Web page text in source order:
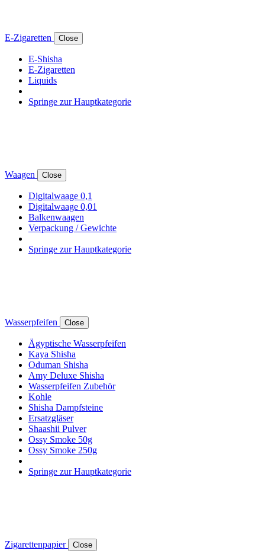
E-Zigaretten Close
E-Shisha
E-Zigaretten
Liquids
Springe zur Hauptkategorie
Waagen Close
Digitalwaage 0,1
Digitalwaage 0,01
Balkenwaagen
Verpackung / Gewichte
Springe zur Hauptkategorie
Wasserpfeifen Close
Ägyptische Wasserpfeifen
Kaya Shisha
Oduman Shisha
Amy Deluxe Shisha
Wasserpfeifen Zubehör
Kohle
Shisha Dampfsteine
Ersatzgläser
Shaashii Pulver
Ossy Smoke 50g
Ossy Smoke 250g
Springe zur Hauptkategorie
Zigarettenpapier Close